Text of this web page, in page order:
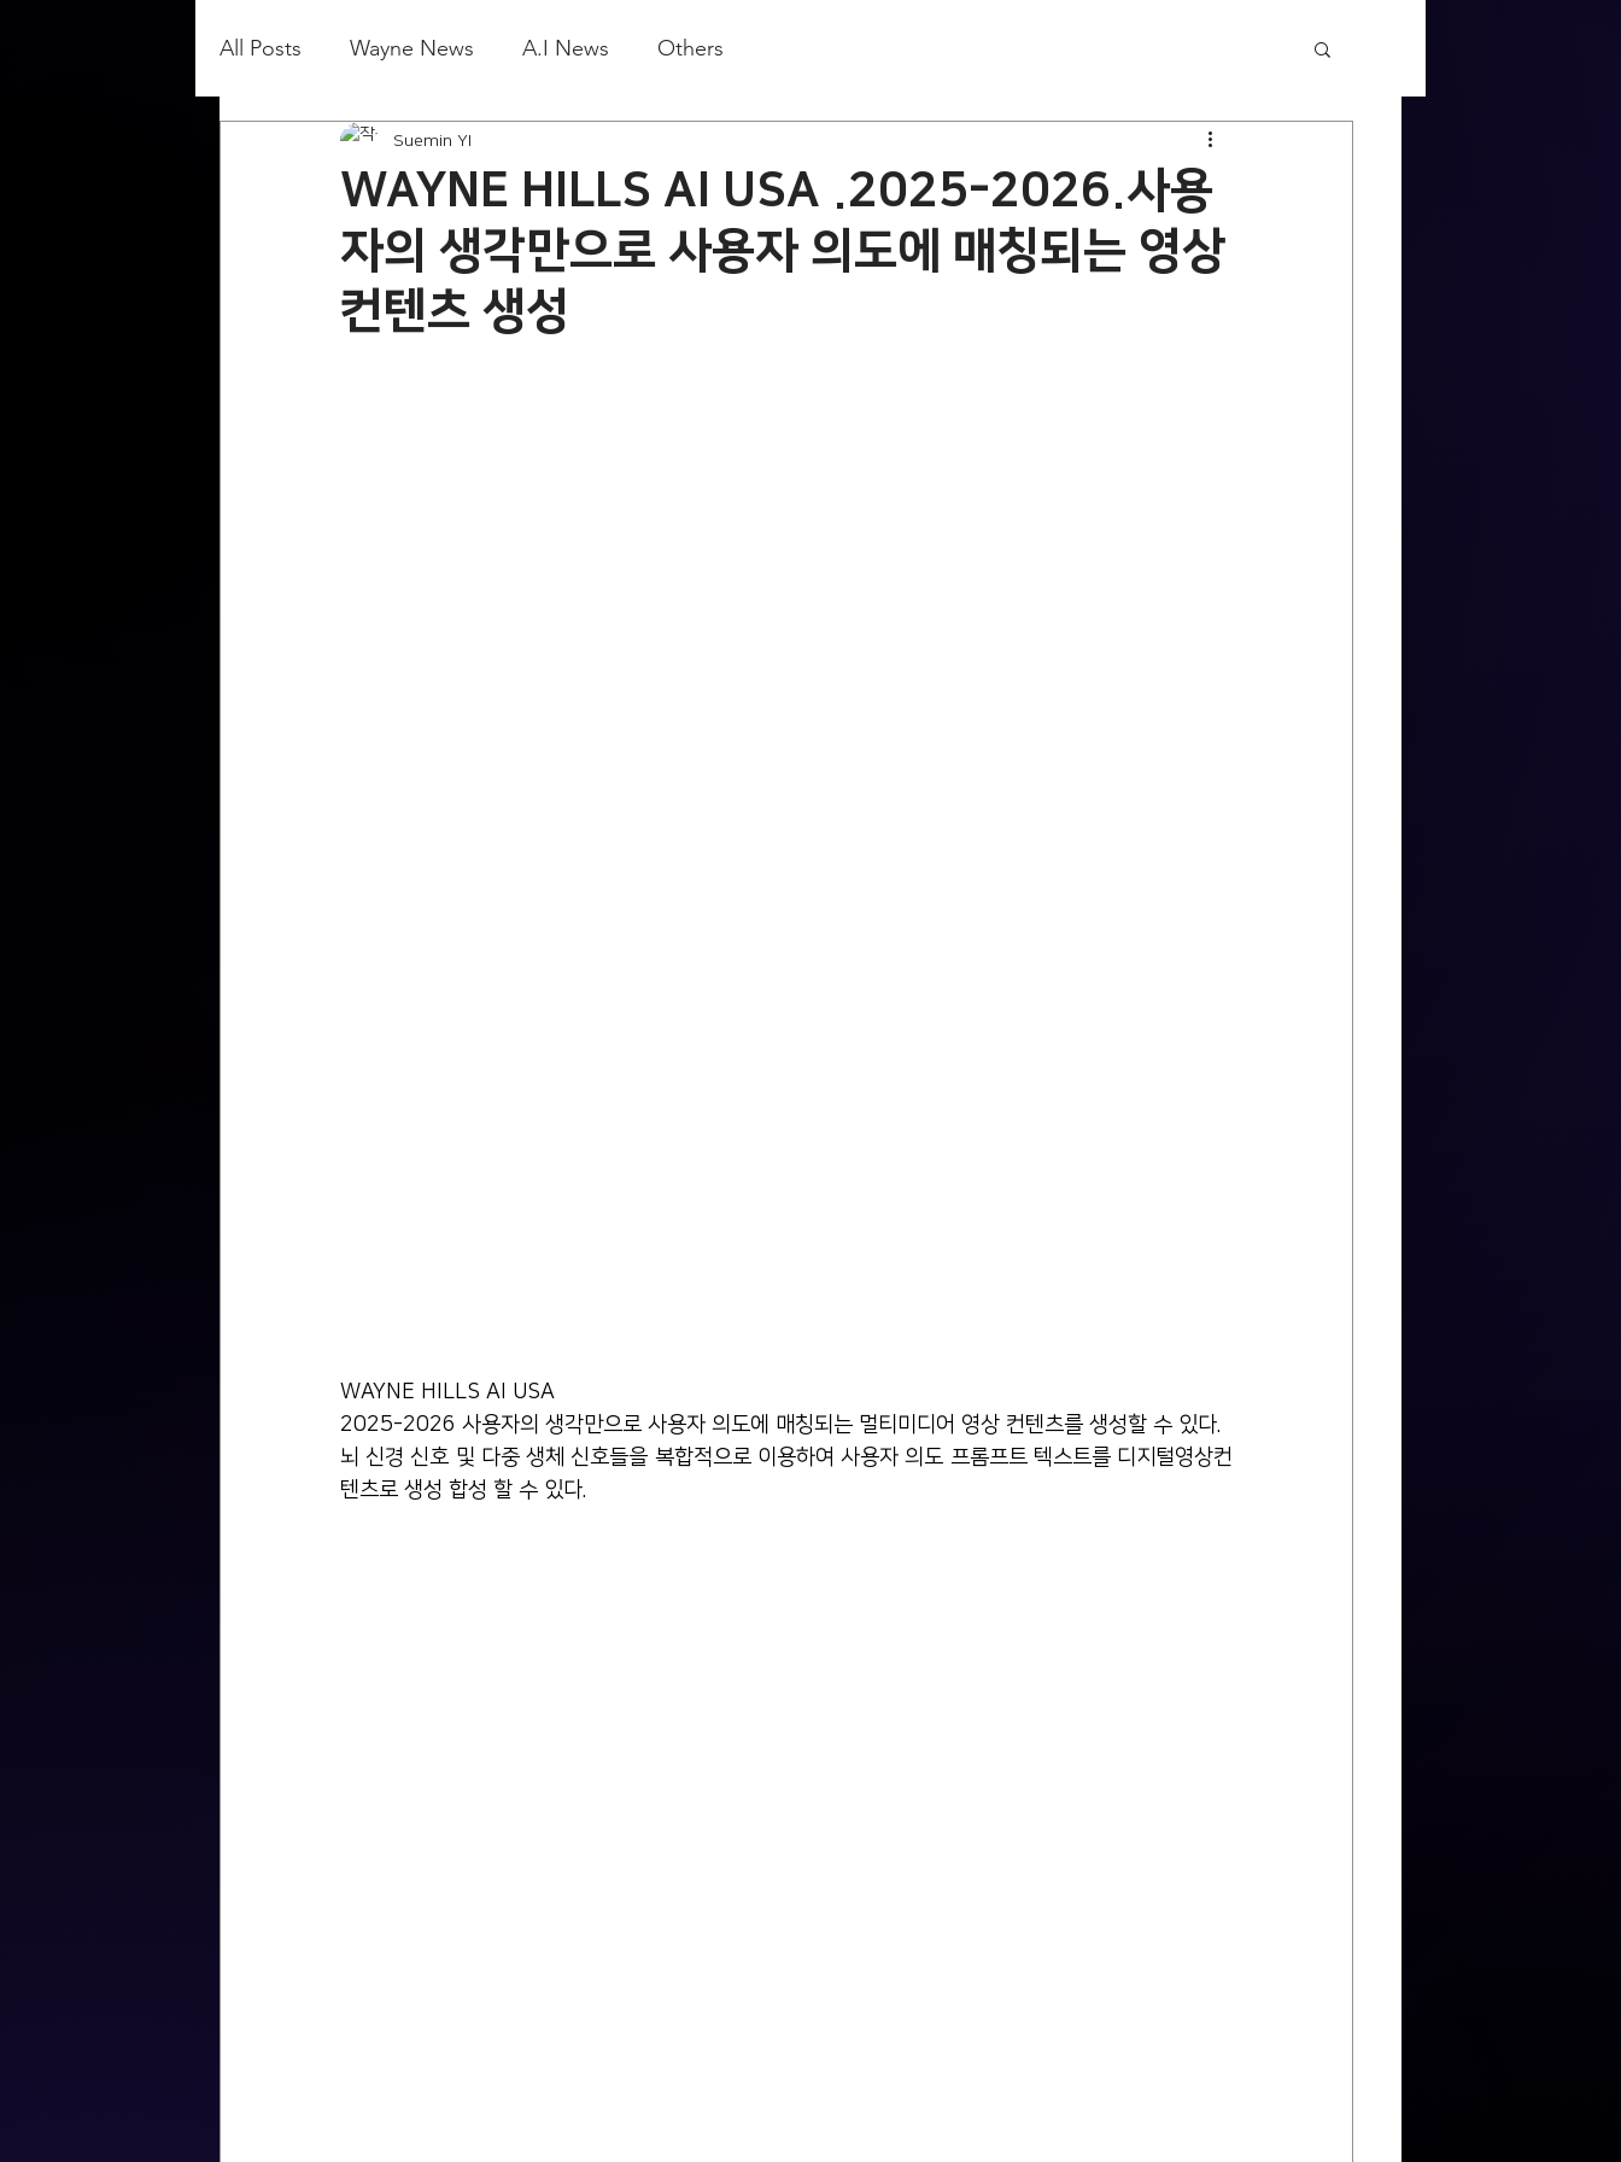
All Posts Wayne News A.I News Others
WAYNE HILLS AI USA .2025-2026.사용
자의 생각만으로 사용자 의도에 매칭되는 영상
컨텐츠 생성
Suemin YI
WAYNE HILLS AI USA
2025-2026 사용자의 생각만으로 사용자 의도에 매칭되는 멀티미디어 영상 컨텐츠를 생성할 수 있다.
뇌 신경 신호 및 다중 생체 신호들을 복합적으로 이용하여 사용자 의도 프롬프트 텍스트를 디지털영상컨
텐츠로 생성 합성 할 수 있다.